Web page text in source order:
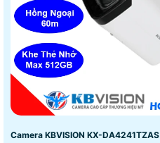
Camera KBVISION KX-DA4241TZAS